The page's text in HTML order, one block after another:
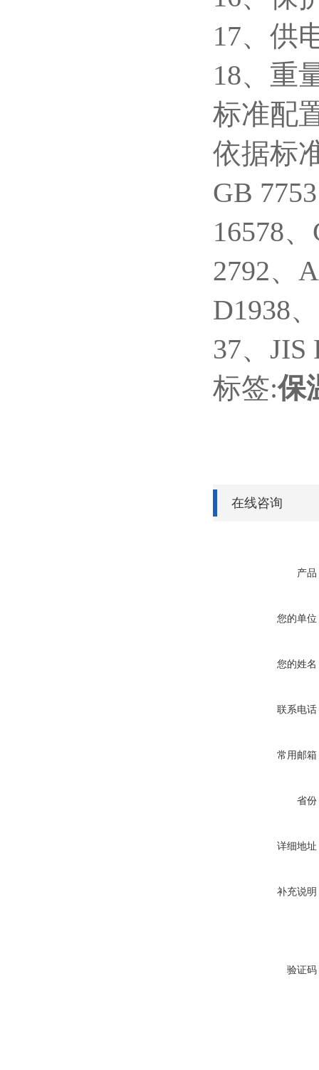
17、供
18、重
标准配
依据标
GB
16578
2792、
D1938
37、JIS
标签:保
在线咨询
产品
您的单位
您的姓名
联系电话
常用邮箱
省份
详细地址
补充说明
验证码